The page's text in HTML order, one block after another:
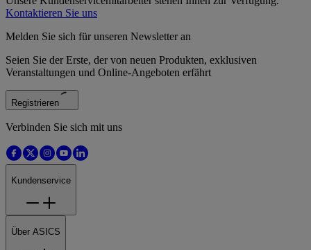
Kontaktieren Sie uns
Melden Sie sich für unseren Newsletter an
Seien Sie der Erste, der von neuen Produkten, exklusiven
Veranstaltungen und Online-Angeboten erfährt
Registrieren
Verbinden Sie sich mit uns
Kundenservice
Über ASICS